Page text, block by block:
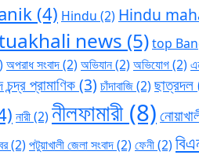
(4) Hindu (2) Hindu
news (5)top
অপরাধ সংবাদ(2) অভিযান(2) অভিযোগ(2)
চন্দ্র প্রামাণিক(3) চাঁদাবাজি(2) ছাত্রদল
নারী(2) নীলফামারী(8)
(2) পটুয়াখালী জেলা সংবাদ(2) ফেনী(2)